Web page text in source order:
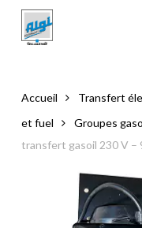
main
Accueil Transfert
et fuel
Groupes
transfert gasoil 230 V –